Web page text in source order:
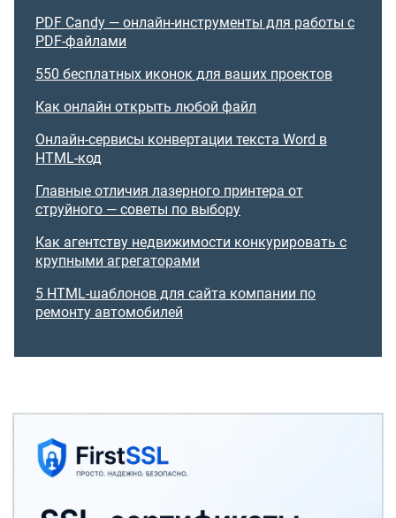
PDF Candy — онлайн-инструменты для работы с
PDF-файлами
550 бесплатных иконок для ваших проектов
Как онлайн открыть любой файл
Онлайн-сервисы конвертации текста Word в
HTML-код
Главные отличия лазерного принтера от
струйного — советы по выбору
Как агентству недвижимости конкурировать с
крупными агрегаторами
5 HTML-шаблонов для сайта компании по
ремонту автомобилей